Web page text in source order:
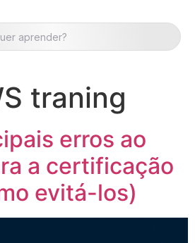
traning
erros ao
a certificação
evitá-los)